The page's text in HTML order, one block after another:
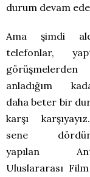
durum devam
Ama şimdi
telefonlar,
görüşmelerden
anladığım
daha beter bir
karşı
sene
yapılan
Uluslararası